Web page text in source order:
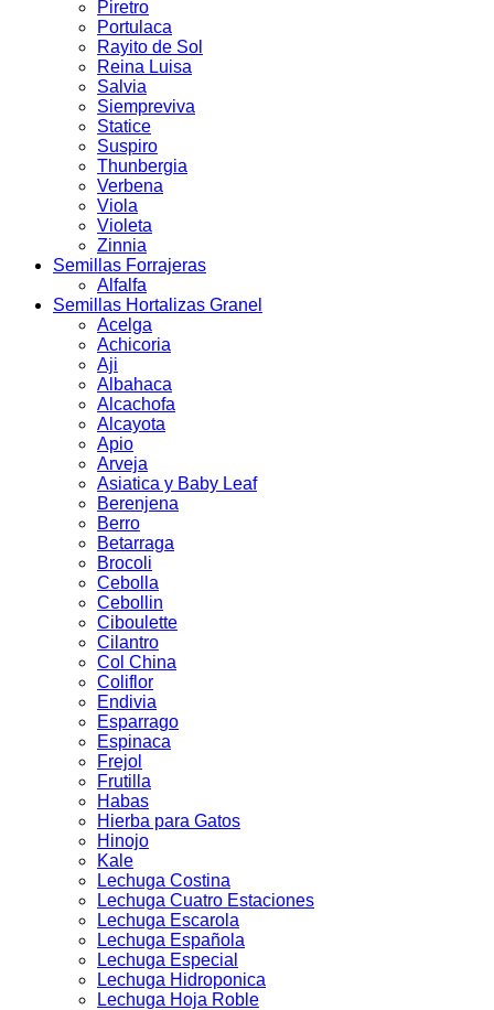
Piretro
Portulaca
Rayito de Sol
Reina Luisa
Salvia
Siempreviva
Statice
Suspiro
Thunbergia
Verbena
Viola
Violeta
Zinnia
Semillas Forrajeras
Alfalfa
Semillas Hortalizas Granel
Acelga
Achicoria
Aji
Albahaca
Alcachofa
Alcayota
Apio
Arveja
Asiatica y Baby Leaf
Berenjena
Berro
Betarraga
Brocoli
Cebolla
Cebollin
Ciboulette
Cilantro
Col China
Coliflor
Endivia
Esparrago
Espinaca
Frejol
Frutilla
Habas
Hierba para Gatos
Hinojo
Kale
Lechuga Costina
Lechuga Cuatro Estaciones
Lechuga Escarola
Lechuga Española
Lechuga Especial
Lechuga Hidroponica
Lechuga Hoja Roble